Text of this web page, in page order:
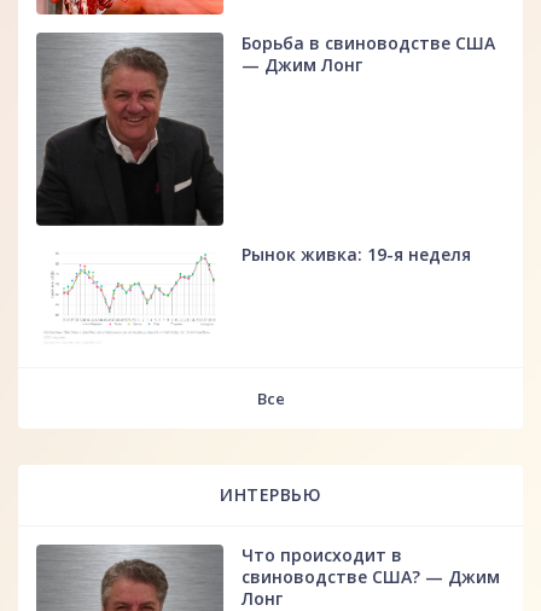
Борьба в свиноводстве США
— Джим Лонг
Рынок живка: 19-я неделя
Все
ИНТЕРВЬЮ
Что происходит в
свиноводстве США? — Джим
Лонг